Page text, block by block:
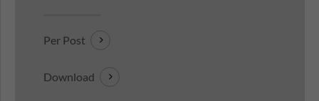
Per Post
Download